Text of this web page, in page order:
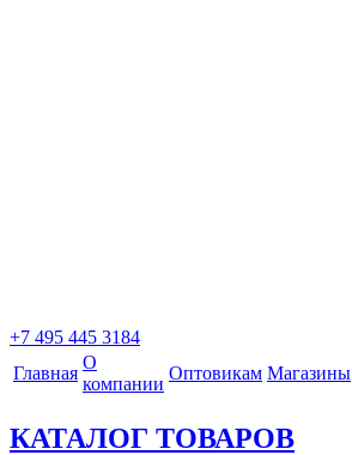
+7 495 445 3184
Главная
О
компании
Оптовикам Магазины
КАТАЛОГ ТОВАРОВ